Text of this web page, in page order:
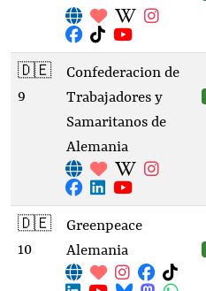
🇩🇪
9
Confederacion de
Trabajadores y
Samaritanos de
Alemania
🇩🇪
10
Greenpeace
Alemania